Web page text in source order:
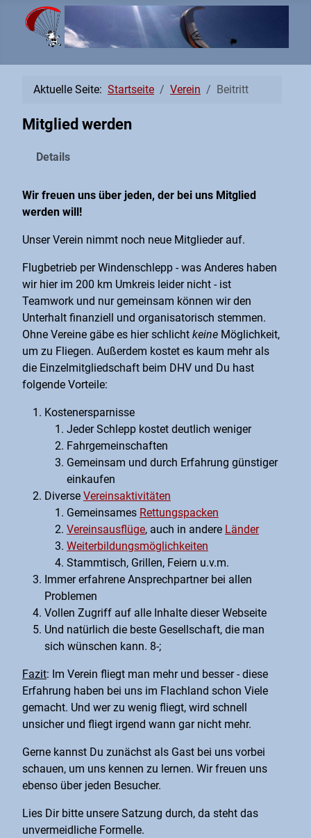
Aktuelle Seite: Startseite Verein Beitritt
Mitglied werden
Details
Wir freuen uns über jeden, der bei uns Mitglied
werden will!
Unser Verein nimmt noch neue Mitglieder auf.
Flugbetrieb per Windenschlepp - was Anderes haben
wir hier im 200 km Umkreis leider nicht - ist
Teamwork und nur gemeinsam können wir den
Unterhalt finanziell und organisatorisch stemmen.
Ohne Vereine gäbe es hier schlicht keine Möglichkeit,
um zu Fliegen. Außerdem kostet es kaum mehr als
die Einzelmitgliedschaft beim DHV und Du hast
folgende Vorteile:
Kostenersparnisse
Jeder Schlepp kostet deutlich weniger
Fahrgemeinschaften
Gemeinsam und durch Erfahrung günstiger
einkaufen
Diverse Vereinsaktivitäten
Gemeinsames Rettungspacken
Vereinsausflüge, auch in andere Länder
Weiterbildungsmöglichkeiten
Stammtisch, Grillen, Feiern u.v.m.
Immer erfahrene Ansprechpartner bei allen
Problemen
Vollen Zugriff auf alle Inhalte dieser Webseite
Und natürlich die beste Gesellschaft, die man
sich wünschen kann. 8-;
Fazit: Im Verein fliegt man mehr und besser - diese
Erfahrung haben bei uns im Flachland schon Viele
gemacht. Und wer zu wenig fliegt, wird schnell
unsicher und fliegt irgend wann gar nicht mehr.
Gerne kannst Du zunächst als Gast bei uns vorbei
schauen, um uns kennen zu lernen. Wir freuen uns
ebenso über jeden Besucher.
Lies Dir bitte unsere Satzung durch, da steht das
unvermeidliche Formelle.